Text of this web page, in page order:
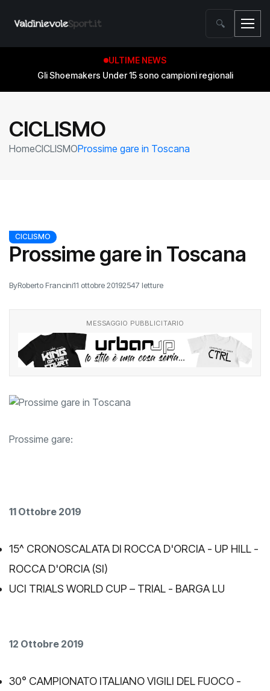
🔍
ULTIME NEWS
Gli Shoemakers Under 15 sono campioni regionali
CICLISMO
HomeCICLISMOProssime gare in Toscana
CICLISMO
Prossime gare in Toscana
ByRoberto Francini11 ottobre 20192547 letture
MESSAGGIO PUBBLICITARIO
Prossime gare:
11 Ottobre 2019
15^ CRONOSCALATA DI ROCCA D'ORCIA - UP HILL -
ROCCA D'ORCIA (SI)
UCI TRIALS WORLD CUP – TRIAL - BARGA LU
12 Ottobre 2019
30° CAMPIONATO ITALIANO VIGILI DEL FUOCO -